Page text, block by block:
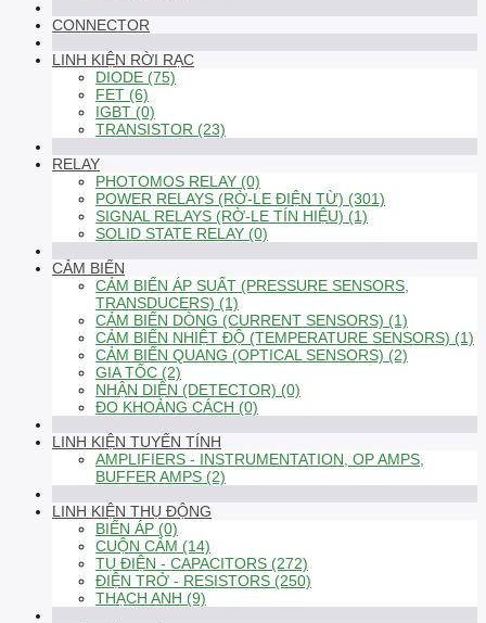
CONNECTOR
LINH KIỆN RỜI RẠC
DIODE (75)
FET (6)
IGBT (0)
TRANSISTOR (23)
RELAY
PHOTOMOS RELAY (0)
POWER RELAYS (RỜ-LE ĐIỆN TỪ) (301)
SIGNAL RELAYS (RỜ-LE TÍN HIỆU) (1)
SOLID STATE RELAY (0)
CẢM BIẾN
CẢM BIẾN ÁP SUẤT (PRESSURE SENSORS,
TRANSDUCERS) (1)
CẢM BIẾN DÒNG (CURRENT SENSORS) (1)
CẢM BIẾN NHIỆT ĐỘ (TEMPERATURE SENSORS) (1)
CẢM BIẾN QUANG (OPTICAL SENSORS) (2)
GIA TỐC (2)
NHẬN DIỆN (DETECTOR) (0)
ĐO KHOẢNG CÁCH (0)
LINH KIỆN TUYẾN TÍNH
AMPLIFIERS - INSTRUMENTATION, OP AMPS,
BUFFER AMPS (2)
LINH KIỆN THỤ ĐỘNG
BIẾN ÁP (0)
CUỘN CẢM (14)
TỤ ĐIỆN - CAPACITORS (272)
ĐIỆN TRỞ - RESISTORS (250)
THẠCH ANH (9)